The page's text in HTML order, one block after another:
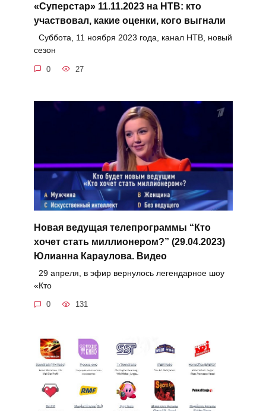
«Суперстар» 11.11.2023 на НТВ: кто
участвовал, какие оценки, кого выгнали
Суббота, 11 ноября 2023 года, канал НТВ, новый
сезон
0 27
Новая ведущая телепрограммы “Кто
хочет стать миллионером?” (29.04.2023)
Юлианна Караулова. Видео
29 апреля, в эфир вернулось легендарное шоу
«Кто
0 131